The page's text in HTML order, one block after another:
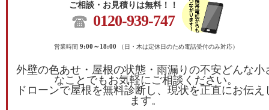
ご相談・お見積りは無料！！
0120-939-747
営業時間 9:00～18:00 （日・木は定休日のため電話受付のみ対応）
外壁の色あせ・屋根の状態・雨漏りの不安どんな小
なことでもお気軽にご相談ください。
ドローンで屋根を無料診断し、現状を正直にお伝え
ます。